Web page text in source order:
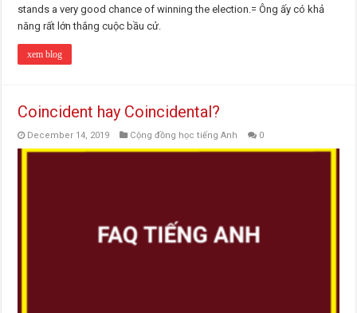
stands a very good chance of winning the election.= Ông ấy có khả
năng rất lớn thắng cuộc bầu cử.
xem blog
Coincident hay Coincidental?
December 14, 2019 Cộng đồng học tiếng Anh 0